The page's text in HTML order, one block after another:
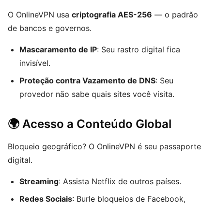
O OnlineVPN usa criptografia AES-256 — o padrão
de bancos e governos.
Mascaramento de IP: Seu rastro digital fica
invisível.
Proteção contra Vazamento de DNS: Seu
provedor não sabe quais sites você visita.
🌍 Acesso a Conteúdo Global
Bloqueio geográfico? O OnlineVPN é seu passaporte
digital.
Streaming: Assista Netflix de outros países.
Redes Sociais: Burle bloqueios de Facebook,